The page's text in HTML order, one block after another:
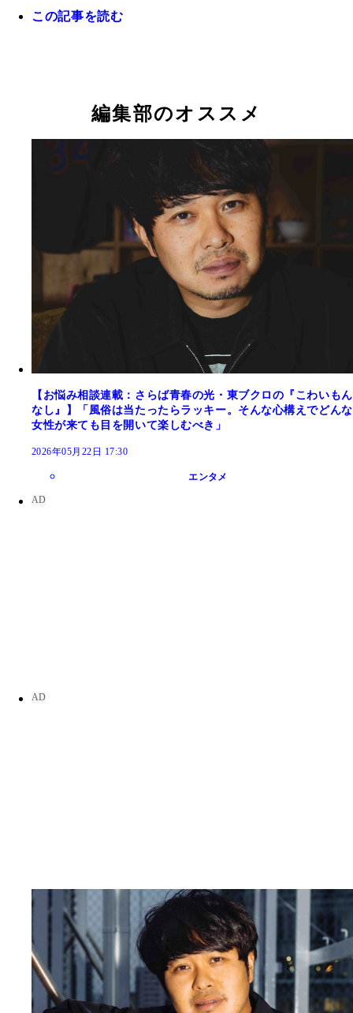
この記事を読む
編集部のオススメ
【お悩み相談連載：さらば青春の光・東ブクロの『こわいもん
なし』】「風俗は当たったらラッキー。そんな心構えでどんな
女性が来ても目を開いて楽しむべき」
2026年05月22日 17:30
エンタメ